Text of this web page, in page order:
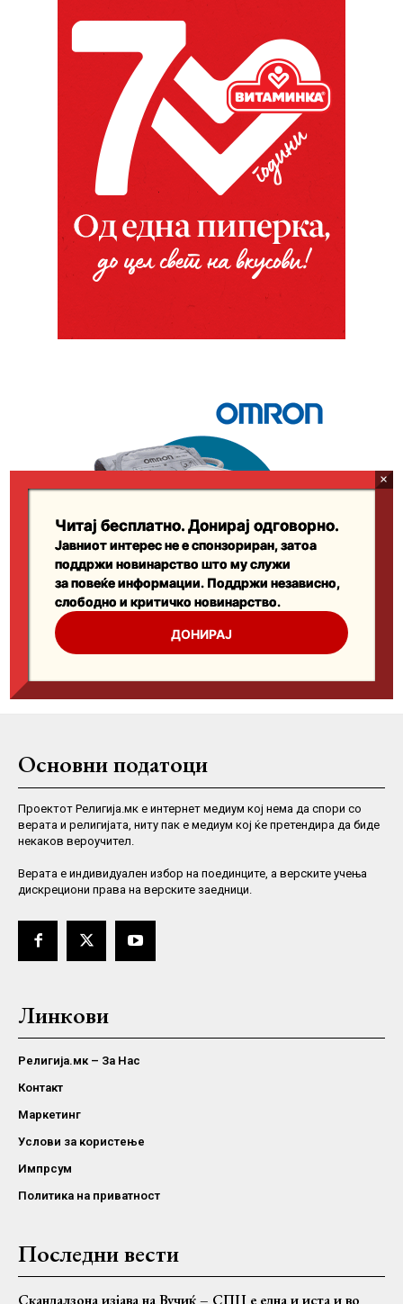
Основни податоци
Проектот Религија.мк е интернет медиум кој нема да спори со
верата и религијата, ниту пак е медиум кој ќе претендира да биде
некаков вероучител.
Верaта е индивидуален избор на поединците, а верските учења
дискрециони права на верските заедници.
Линкови
Религија.мк – За Нас
Контакт
Маркетинг
Услови за користење
Импрсум
Политика на приватност
Последни вести
Скандалзона изјава на Вучиќ – СПЦ е една и иста и во